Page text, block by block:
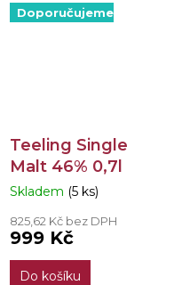
Doporučujeme
Teeling Single
Malt 46% 0,7l
Průměrné
produktu
je
3,9
Skladem (5 ks)
825,62 Kč bez DPH
999 Kč
Do košíku